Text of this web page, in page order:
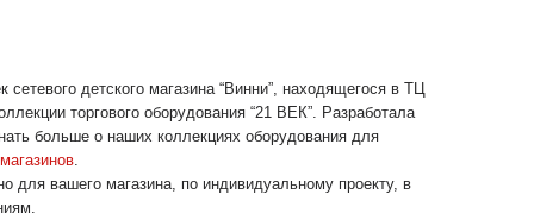
детского магазина “Винни”, находящегося в ТЦ
торгового оборудования “21 ВЕК”. Разработала
больше о наших коллекциях оборудования для
.
для вашего магазина, по индивидуальному проекту, в